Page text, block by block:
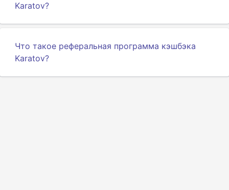
Karatov?
Что такое реферальная программа кэшбэка
Karatov?